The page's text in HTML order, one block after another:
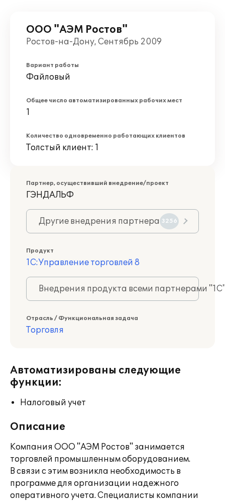
ООО "АЭМ Ростов"
Ростов-на-Дону, Сентябрь 2009
Вариант работы
Файловый
Общее число автоматизированных рабочих мест
1
Количество одновременно работающих клиентов
Толстый клиент: 1
Партнер, осуществивший внедрение/проект
ГЭНДАЛЬФ
Другие внедрения партнера 3256
Продукт
1С:Управление торговлей 8
Внедрения продукта всеми партнерами
Отрасль / Функциональная задача
Торговля
Автоматизированы следующие
функции:
Налоговый учет
Описание
Компания ООО "АЭМ Ростов" занимается
торговлей промышленным оборудованием.
В связи с этим возникла необходимость в
программе для организации надежного
оперативного учета. Специалисты компании